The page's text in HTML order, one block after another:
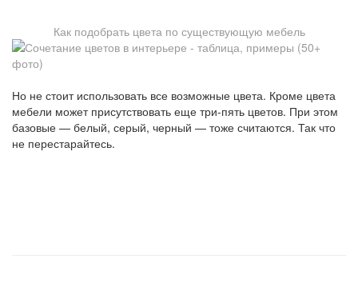
Как подобрать цвета по существующую мебель
Но не стоит использовать все возможные цвета. Кроме цвета
мебели может присутствовать еще три-пять цветов. При этом
базовые — белый, серый, черный — тоже считаются. Так что
не перестарайтесь.